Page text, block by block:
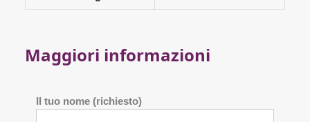
Maggiori informazioni
Il tuo nome (richiesto)